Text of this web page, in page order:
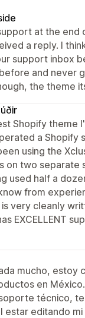
at the end
a reply. I
support inbox
and never
the theme
Shopify theme
a Shopify
using the
on two separate
used half a
from
very cleanly
EXCELLENT
mucho, estoy
en
técnico,
estar editando